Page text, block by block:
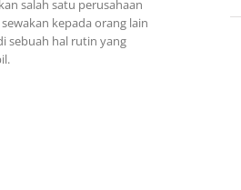
salah satu perusahaan
kepada orang lain
sebuah hal rutin yang